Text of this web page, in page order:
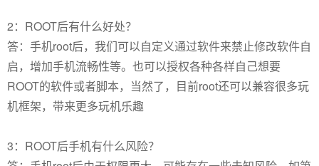
2：ROOT后有什么好处？
答：手机root后，我们可以自定义通过软件来禁止修改软件自
启，增加手机流畅性等。也可以授权各种各样自己想要
ROOT的软件或者脚本，当然了，目前root还可以兼容很多玩
机框架，带来更多玩机乐趣
3：ROOT后手机有什么风险？